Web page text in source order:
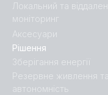
SmartShunt
SmartShunt
SmartShunt
SmartShunt 300A-
SmartShunt 300A-
SmartShunt 300A-
Локальний та
моніторинг
Аксесуари
Рішення
Зберігання енергії
Резервне живлення та
автономність